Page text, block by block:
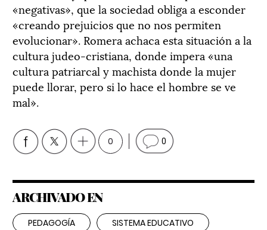
«negativas», que la sociedad obliga a esconder
«creando prejuicios que no nos permiten
evolucionar». Romera achaca esta situación a la
cultura judeo-cristiana, donde impera «una
cultura patriarcal y machista donde la mujer
puede llorar, pero si lo hace el hombre se ve
mal».
0 0
ARCHIVADO EN
PEDAGOGÍA SISTEMA EDUCATIVO